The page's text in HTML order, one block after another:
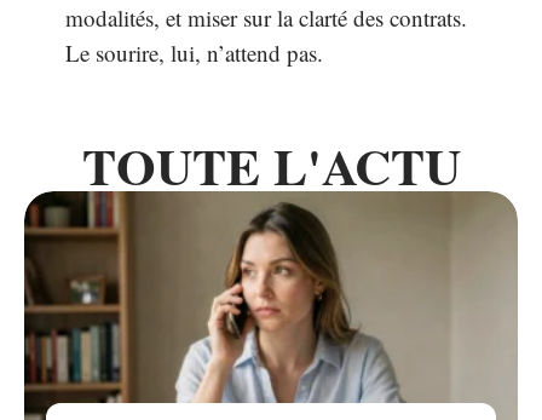
modalités, et miser sur la clarté des contrats.
Le sourire, lui, n’attend pas.
TOUTE L'ACTU